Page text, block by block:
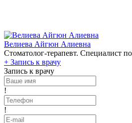
Велиева Айгюн Алиевна
Стоматолог-терапевт. Специалист
+ Запись к врачу
Запись к врачу
!
!